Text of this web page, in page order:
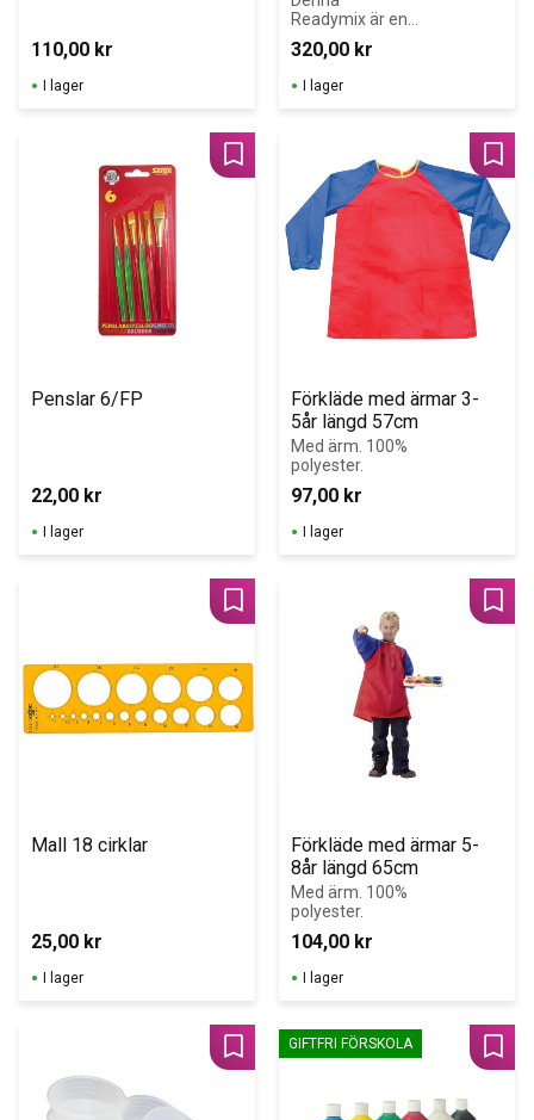
110,00 kr
I lager
Readymix är en
vattenbaserad
högpigmenterad
flytande
täckfärg med
320,00 kr
I lager
Penslar 6/FP
22,00 kr
Lägg till i favoriter
I lager
Förkläde med ärmar 3-
5år längd 57cm
Med ärm. 100%
polyester.
97,00 kr
I lager
Mall 18 cirklar
25,00 kr
Lägg till i favoriter
I lager
Förkläde med ärmar 5-
8år längd 65cm
Med ärm. 100%
polyester.
104,00 kr
I lager
Lägg till i favoriter
GIFTFRI FÖRSKOLA